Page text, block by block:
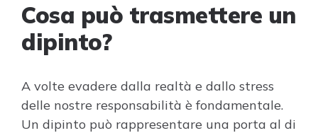
Cosa può trasmettere un
dipinto?
A volte evadere dalla realtà e dallo stress
delle nostre responsabilità è fondamentale.
Un dipinto può rappresentare una porta al di